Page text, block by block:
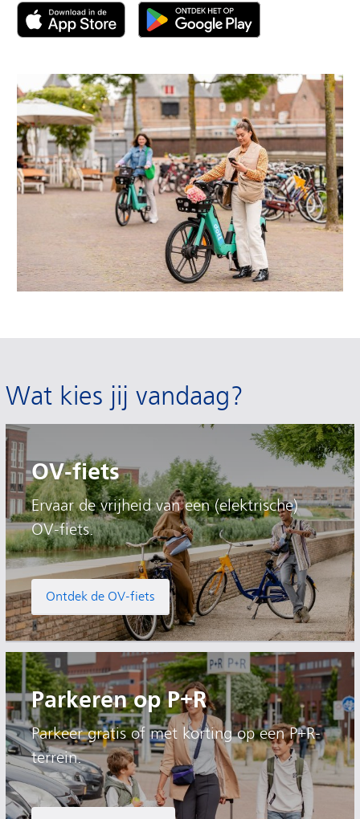
Wat kies jij vandaag?
OV-fiets
Ervaar de vrijheid van een (elektrische)
OV-fiets.
Ontdek de OV-fiets
Parkeren op P+R
Parkeer gratis of met korting op een P+R-
terrein.